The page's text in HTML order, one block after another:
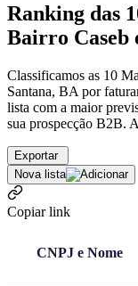
Ranking das
Bairro Caseb
Classificamos as 10
Santana, BA por
lista com a maior
sua prospecção B2B.
Exportar
Nova lista
Copiar link
CNPJ e Nome